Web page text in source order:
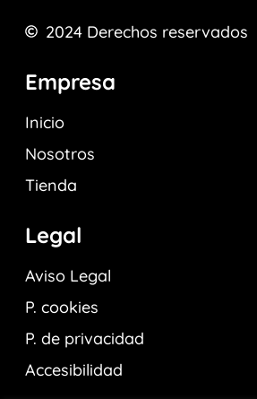
2024 Derechos reservados
Empresa
Inicio
Nosotros
Tienda
Legal
Aviso Legal
P. cookies
P. de privacidad
Accesibilidad